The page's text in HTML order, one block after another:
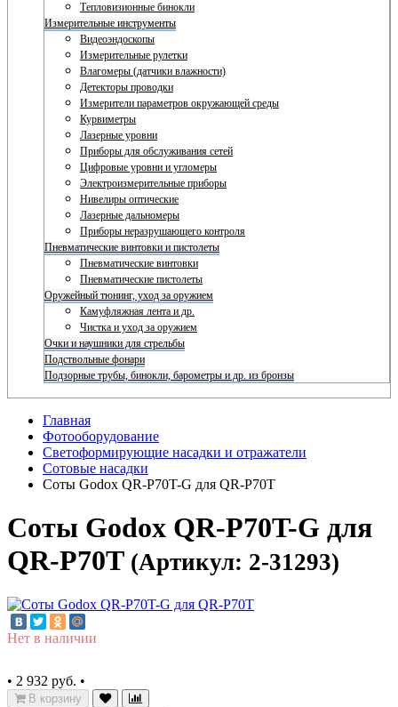
Тепловизионные бинокли
Измерительные инструменты
Видеоэндоскопы
Измерительные рулетки
Влагомеры (датчики влажности)
Детекторы проводки
Измерители параметров окружающей среды
Курвиметры
Лазерные уровни
Приборы для обслуживания сетей
Цифровые уровни и угломеры
Электроизмерительные приборы
Нивелиры оптические
Лазерные дальномеры
Приборы неразрушающего контроля
Пневматические винтовки и пистолеты
Пневматические винтовки
Пневматические пистолеты
Оружейный тюнинг, уход за оружием
Камуфляжная лента и др.
Чистка и уход за оружием
Очки и наушники для стрельбы
Подствольные фонари
Подзорные трубы, бинокли, барометры и др. из бронзы
Главная
Фотооборудование
Светоформирующие насадки и отражатели
Сотовые насадки
Соты Godox QR-P70T-G для QR-P70T
Соты Godox QR-P70T-G для
QR-P70T (Артикул: 2-31293)
Нет в наличии
• 2 932 руб. •
В корзину